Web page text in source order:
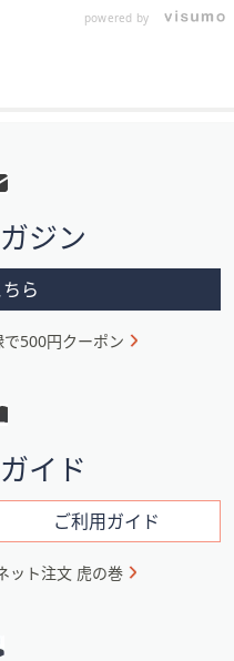
powered by
ジン
ら
500円クーポン
イド
ご利用ガイド
ット注文 虎の巻